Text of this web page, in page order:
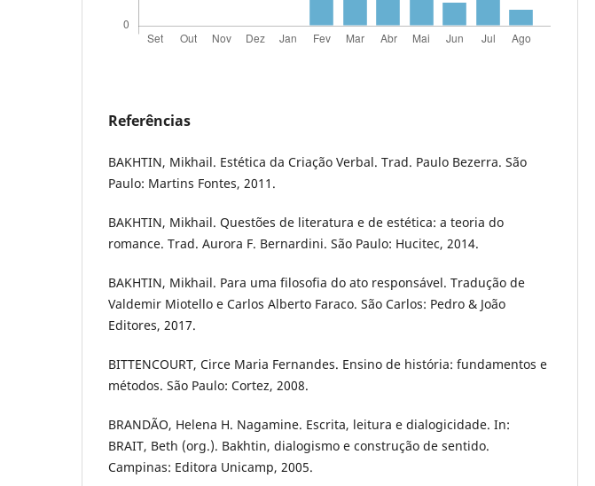
Referências
BAKHTIN, Mikhail. Estética da Criação Verbal. Trad. Paulo Bezerra. São
Paulo: Martins Fontes, 2011.
BAKHTIN, Mikhail. Questões de literatura e de estética: a teoria do
romance. Trad. Aurora F. Bernardini. São Paulo: Hucitec, 2014.
BAKHTIN, Mikhail. Para uma filosofia do ato responsável. Tradução de
Valdemir Miotello e Carlos Alberto Faraco. São Carlos: Pedro & João
Editores, 2017.
BITTENCOURT, Circe Maria Fernandes. Ensino de história: fundamentos e
métodos. São Paulo: Cortez, 2008.
BRANDÃO, Helena H. Nagamine. Escrita, leitura e dialogicidade. In:
BRAIT, Beth (org.). Bakhtin, dialogismo e construção de sentido.
Campinas: Editora Unicamp, 2005.